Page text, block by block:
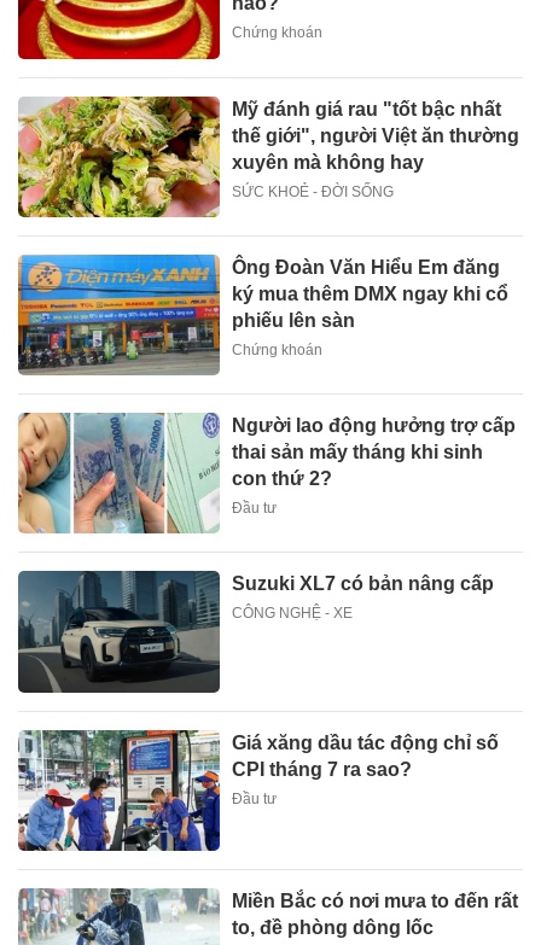
Chứng khoán
Mỹ đánh giá rau "tốt bậc nhất
thế giới", người Việt ăn thường
xuyên mà không hay
SỨC KHOẺ - ĐỜI SỐNG
Ông Đoàn Văn Hiểu Em đăng
ký mua thêm DMX ngay khi cổ
phiếu lên sàn
Chứng khoán
Người lao động hưởng trợ cấp
thai sản mấy tháng khi sinh
con thứ 2?
Đầu tư
Suzuki XL7 có bản nâng cấp
CÔNG NGHỆ - XE
Giá xăng dầu tác động chỉ số
CPI tháng 7 ra sao?
Đầu tư
Miền Bắc có nơi mưa to đến rất
to, đề phòng dông lốc